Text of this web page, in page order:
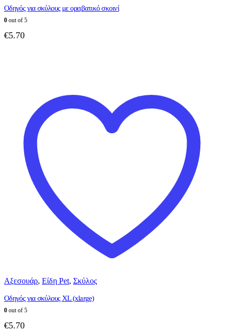
Οδηγός για σκύλους με ορειβατικό σκοινί
0 out of 5
€5.70
Αξεσουάρ, Είδη Pet, Σκύλος
Οδηγός για σκύλους XL (xlarge)
0 out of 5
€5.70